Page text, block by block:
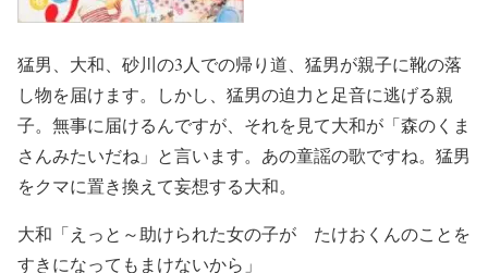
猛男、大和、砂川の3人での帰り道、猛男が親子に靴の落
し物を届けます。しかし、猛男の迫力と足音に逃げる親
子。無事に届けるんですが、それを見て大和が「森のくま
さんみたいだね」と言います。あの童謡の歌ですね。猛男
をクマに置き換えて妄想する大和。
大和「えっと～助けられた女の子が たけおくんのことを
すきになってもまけないから」